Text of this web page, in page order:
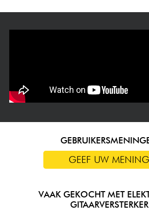
GEEF UW MENING
VAAK GEKOCHT MET
GITAARVERSTERKER